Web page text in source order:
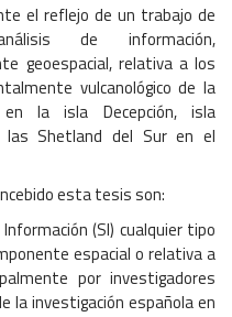
el reflejo de un trabajo de
de información,
geoespacial, relativa a los
vulcanológico de la
en la isla Decepción, isla
las Shetland del Sur en el
esta tesis son:
(SI) cualquier tipo
espacial o relativa a
por investigadores
la investigación española en